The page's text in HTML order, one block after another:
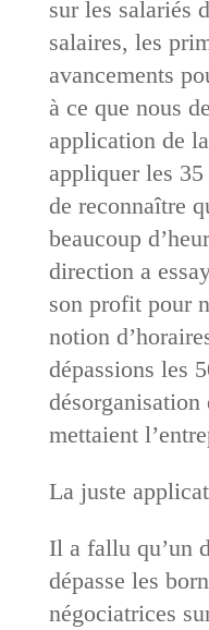
sur les salariés
salaires, les
avancements
à ce que nous
application de
appliquer les
de reconnaître
beaucoup
direction a
son profit pour
notion
dépassions les
désorganisation
mettaient
La juste
Il a fallu qu’un
dépasse les
négociatrices